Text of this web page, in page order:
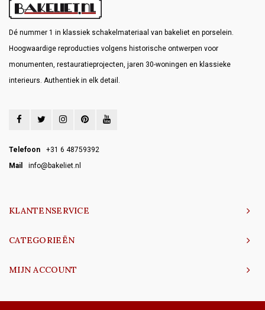
Dé nummer 1 in klassiek schakelmateriaal van bakeliet en porselein.
Hoogwaardige reproducties volgens historische ontwerpen voor
monumenten, restauratieprojecten, jaren 30-woningen en klassieke
interieurs. Authentiek in elk detail.
Telefoon
+31 6 48759392
Mail
info@bakeliet.nl
KLANTENSERVICE
CATEGORIEËN
MIJN ACCOUNT